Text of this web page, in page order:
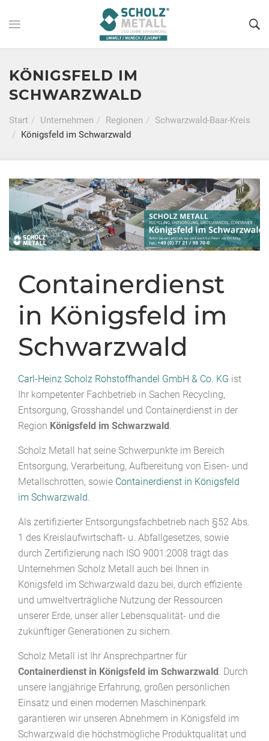
KÖNIGSFELD IM
SCHWARZWALD
Start Unternehmen Regionen
Schwarzwald-Baar-Kreis
Königsfeld im Schwarzwald
Containerdienst
in Königsfeld im
Schwarzwald
Carl-Heinz Scholz Rohstoffhandel GmbH & Co. KG ist
Ihr kompetenter Fachbetrieb in Sachen Recycling,
Entsorgung, Grosshandel und Containerdienst in der
Region Königsfeld im Schwarzwald.
Scholz Metall hat seine Schwerpunkte im Bereich
Entsorgung, Verarbeitung, Aufbereitung von Eisen- und
Metallschrotten, sowie Containerdienst in Königsfeld
im Schwarzwald.
Als zertifizierter Entsorgungsfachbetrieb nach §52 Abs.
1 des Kreislaufwirtschaft- u. Abfallgesetzes, sowie
durch Zertifizierung nach ISO 9001:2008 trägt das
Unternehmen Scholz Metall auch bei Ihnen in
Königsfeld im Schwarzwald dazu bei, durch effiziente
und umweltverträgliche Nutzung der Ressourcen
unserer Erde, unser aller Lebensqualität- und die
zukünftiger Generationen zu sichern.
Scholz Metall ist Ihr Ansprechpartner für
Containerdienst in Königsfeld im Schwarzwald. Durch
unsere langjährige Erfahrung, großen persönlichen
Einsatz und einen modernen Maschinenpark
garantieren wir unseren Abnehmern in Königsfeld im
Schwarzwald die höchstmögliche Produktqualität und